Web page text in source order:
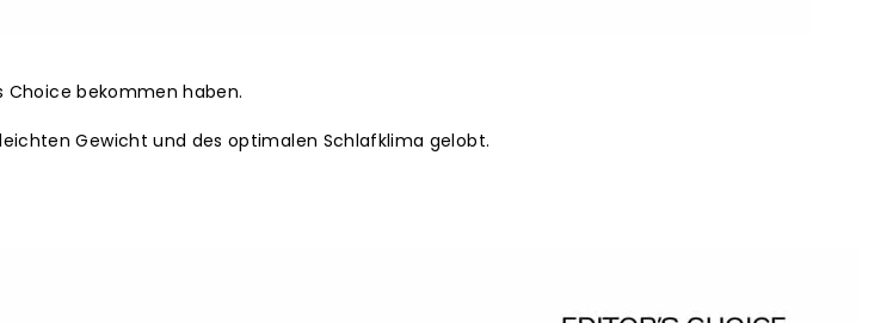
Choice bekommen haben.
Gewicht und des optimalen Schlafklima gelobt.